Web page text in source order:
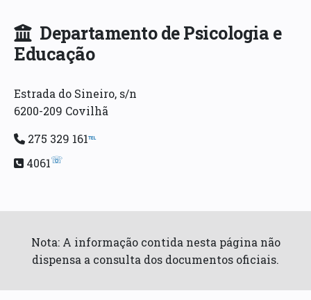
Departamento de Psicologia e
Educação
Estrada do Sineiro, s/n
6200-209 Covilhã
275 329 161℡
4061☏
Nota: A informação contida nesta página não
dispensa a consulta dos documentos oficiais.